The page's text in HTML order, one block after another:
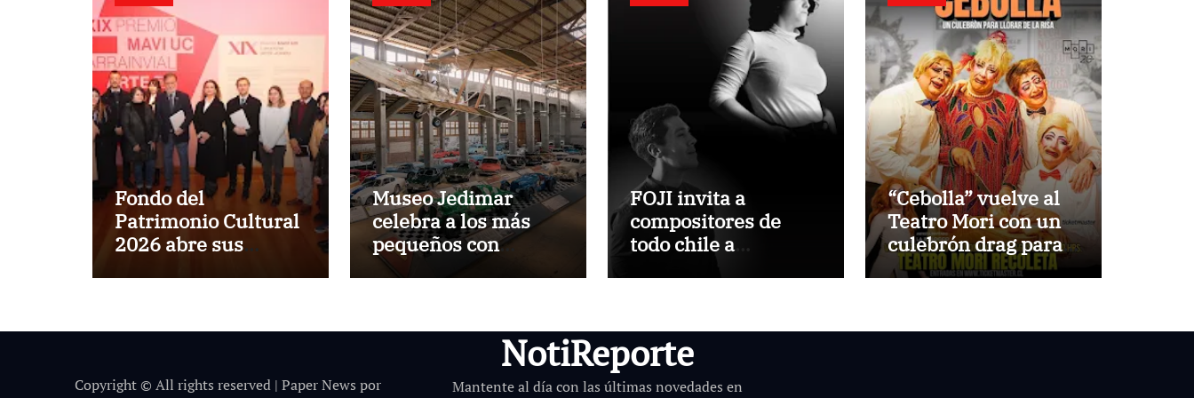
Fondo del
Patrimonio Cultural
2026 abre sus
$5.500 millones
Museo Jedimar
celebra a los más
pequeños con
entrada liberada por
FOJI invita a
compositores de
todo chile a
participar del VIII
Orquestas Infanto
Juveniles “Jorge
Peña Hen”
“Cebolla” vuelve al
Teatro Mori con un
culebrón drag para
llorar de la risa
Copyright © All rights reserved | Paper News por
NotiReporte
Mantente al día con las últimas novedades en